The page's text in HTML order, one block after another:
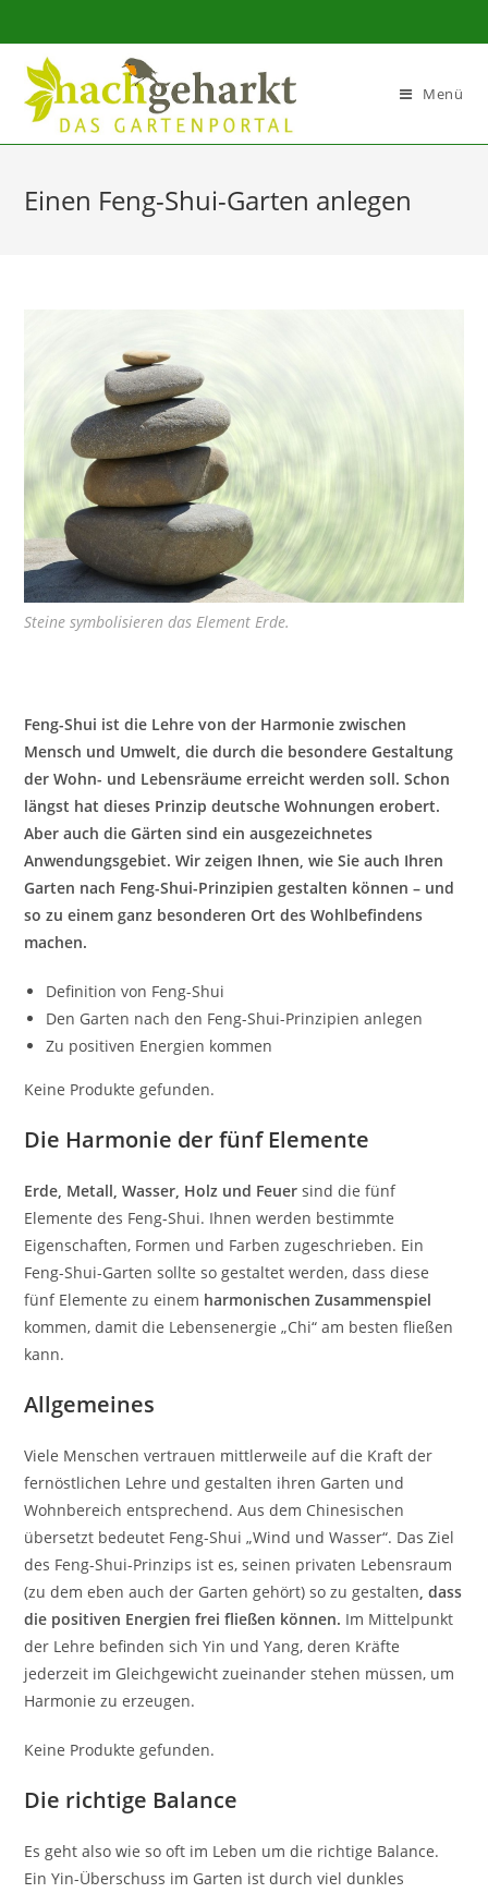
Sidebar-
Inhalt
Menü
Einen Feng-Shui-Garten anlegen
Steine symbolisieren das Element Erde.
Feng-Shui ist die Lehre von der Harmonie zwischen
Mensch und Umwelt, die durch die besondere Gestaltung
der Wohn- und Lebensräume erreicht werden soll. Schon
längst hat dieses Prinzip deutsche Wohnungen erobert.
Aber auch die Gärten sind ein ausgezeichnetes
Anwendungsgebiet. Wir zeigen Ihnen, wie Sie auch Ihren
Garten nach Feng-Shui-Prinzipien gestalten können – und
so zu einem ganz besonderen Ort des Wohlbefindens
machen.
Definition von Feng-Shui
Den Garten nach den Feng-Shui-Prinzipien anlegen
Zu positiven Energien kommen
Keine Produkte gefunden.
Die Harmonie der fünf Elemente
Erde, Metall, Wasser, Holz und Feuer sind die fünf
Elemente des Feng-Shui. Ihnen werden bestimmte
Eigenschaften, Formen und Farben zugeschrieben. Ein
Feng-Shui-Garten sollte so gestaltet werden, dass diese
fünf Elemente zu einem harmonischen Zusammenspiel
kommen, damit die Lebensenergie „Chi“ am besten fließen
kann.
Allgemeines
Viele Menschen vertrauen mittlerweile auf die Kraft der
fernöstlichen Lehre und gestalten ihren Garten und
Wohnbereich entsprechend. Aus dem Chinesischen
übersetzt bedeutet Feng-Shui „Wind und Wasser“. Das Ziel
des Feng-Shui-Prinzips ist es, seinen privaten Lebensraum
(zu dem eben auch der Garten gehört) so zu gestalten , dass
die positiven Energien frei fließen können. Im Mittelpunkt
der Lehre befinden sich Yin und Yang, deren Kräfte
jederzeit im Gleichgewicht zueinander stehen müssen, um
Harmonie zu erzeugen.
Keine Produkte gefunden.
Die richtige Balance
Es geht also wie so oft im Leben um die richtige Balance.
Ein Yin-Überschuss im Garten ist durch viel dunkles